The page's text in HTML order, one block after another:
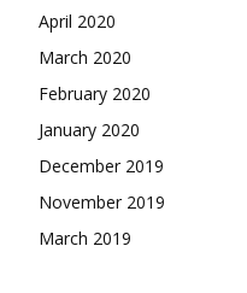
April 2020
March 2020
February 2020
January 2020
December 2019
November 2019
March 2019